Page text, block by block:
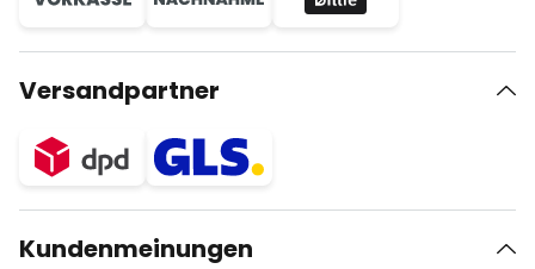
Versandpartner
Kundenmeinungen